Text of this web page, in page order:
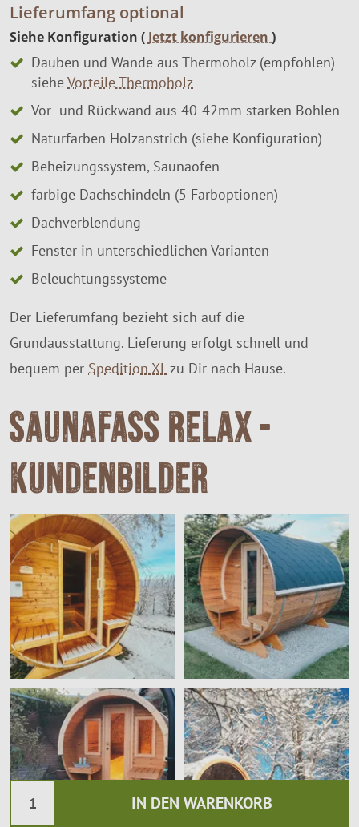
IN DEN WARENKORB
Lieferumfang optional
Siehe Konfiguration (Jetzt konfigurieren)
Dauben und Wände aus Thermoholz (empfohlen)
sieheVorteile Thermoholz
Vor- und Rückwand aus 40-42mm starken Bohlen
Naturfarben Holzanstrich (siehe Konfiguration)
Beheizungssystem, Saunaofen
farbige Dachschindeln (5 Farboptionen)
Dachverblendung
Fenster in unterschiedlichen Varianten
Beleuchtungssysteme
Der Lieferumfang bezieht sich auf die
Grundausstattung. Lieferung erfolgt schnell und
bequem per Spedition XLzu Dir nach Hause.
Saunafass Relax -
Kundenbilder